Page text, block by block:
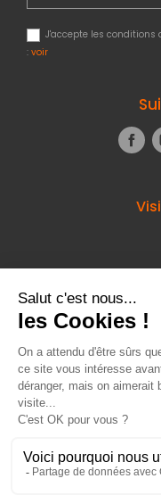
HT
J'accepte les conditions
: voir
À
Entre
Besoin